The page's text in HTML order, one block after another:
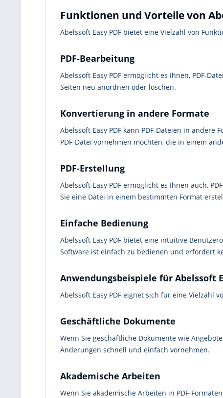
Funktionen und Vorteile von
Abelssoft Easy PDF bietet eine Vielzahl von
PDF-Bearbeitung
Abelssoft Easy PDF ermöglicht es Ihnen, PDF-
Seiten neu anordnen oder löschen.
Konvertierung in andere Formate
Abelssoft Easy PDF kann PDF-Dateien in
PDF-Datei vornehmen möchten, die in einem
PDF-Erstellung
Abelssoft Easy PDF ermöglicht es Ihnen auch,
Sie eine Datei in einem bestimmten Format
Einfache Bedienung
Abelssoft Easy PDF bietet eine intuitive
Software ist einfach zu bedienen und erfordert
Anwendungsbeispiele für Abelssoft
Abelssoft Easy PDF eignet sich für eine Vielzahl
Geschäftliche Dokumente
Wenn Sie geschäftliche Dokumente wie
Änderungen schnell und einfach vornehmen.
Akademische Arbeiten
Wenn Sie akademische Arbeiten in PDF-